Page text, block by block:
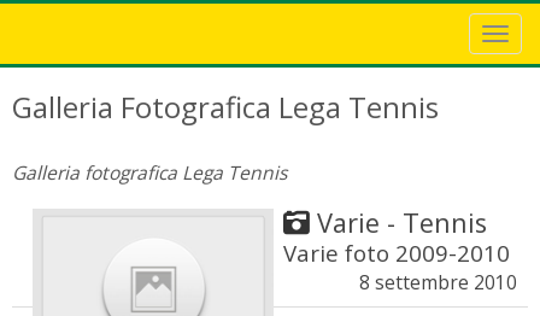
Galleria Fotografica Lega Tennis
Galleria fotografica Lega Tennis
Varie - Tennis
Varie foto 2009-2010
8 settembre 2010